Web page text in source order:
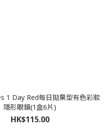
1 Day Red每日拋棄型有色彩妝
隱形眼鏡(1盒6片)
HK$115.00